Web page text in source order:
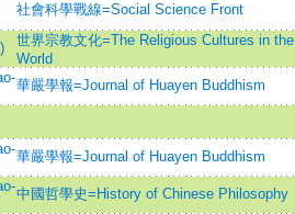
社會科學戰線=Social Science Front
世界宗教文化=The Religious Cultures in the
World
華嚴學報=Journal of Huayen Buddhism
華嚴學報=Journal of Huayen Buddhism
中國哲學史=History of Chinese Philosophy